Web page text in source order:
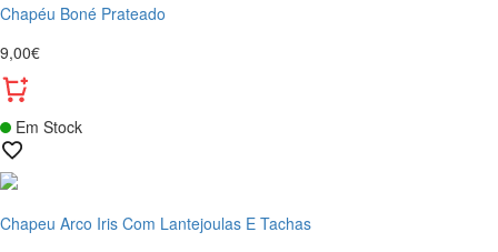
Chapéu Boné Prateado
9,00€
Em Stock
Chapeu Arco Iris Com Lantejoulas E Tachas